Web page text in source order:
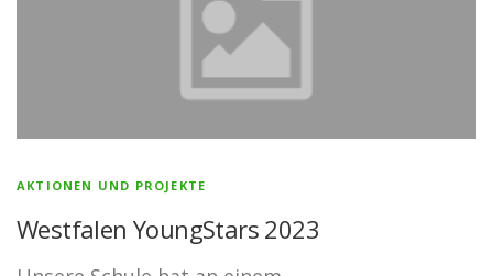
AKTIONEN UND PROJEKTE
Westfalen YoungStars 2023